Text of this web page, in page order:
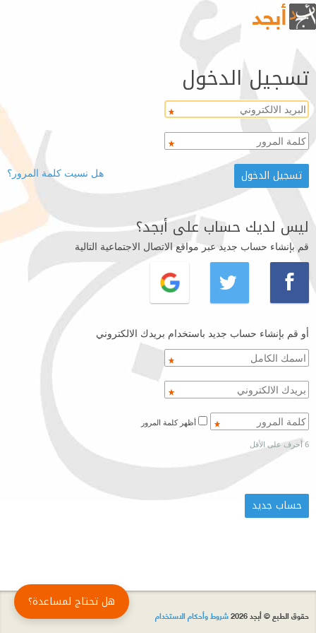
تسجيل الدخول
هل نسيت كلمة المرور؟
ليس لديك حساب على أبجد؟
قم بإنشاء حساب جديد عبر مواقع الاتصال الاجتماعية التالية
أو قم بإنشاء حساب جديد باستخدام بريدك الالكتروني
6 أحرف على الأقل
حقوق الطبع © أبجد 2026 شروط وأحكام الاستخدام
هل تحتاج لمساعدة؟